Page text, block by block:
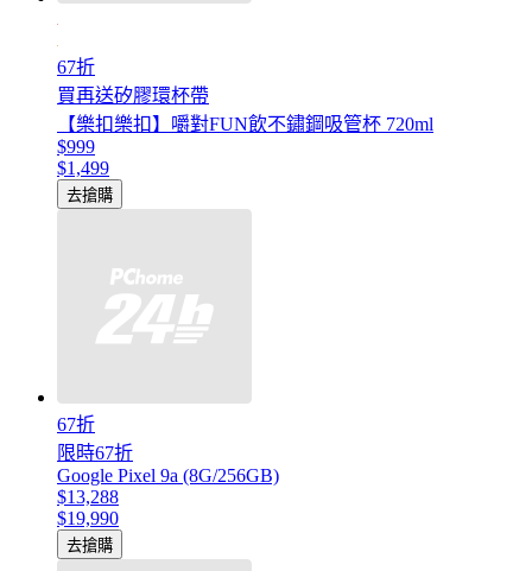
67折
買再送矽膠環杯帶
【樂扣樂扣】嚼對FUN飲不鏽鋼吸管杯 720ml
$999
$1,499
去搶購
67折
限時67折
Google Pixel 9a (8G/256GB)
$13,288
$19,990
去搶購